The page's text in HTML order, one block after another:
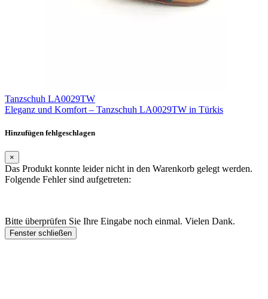
Tanzschuh LA0029TW
Eleganz und Komfort – Tanzschuh LA0029TW in Türkis
Hinzufügen fehlgeschlagen
×
Das Produkt konnte leider nicht in den Warenkorb gelegt werden.
Folgende Fehler sind aufgetreten:
Bitte überprüfen Sie Ihre Eingabe noch einmal. Vielen Dank.
Fenster schließen